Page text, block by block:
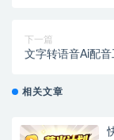
下一篇
文字转语音Ai配
相关文章